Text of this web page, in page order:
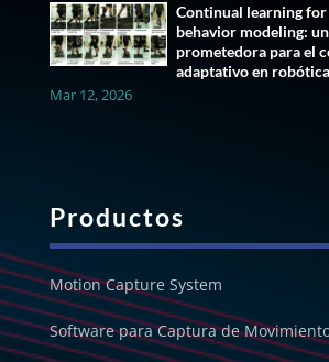
Continual learning
behavior modeling:
prometedora para el
adaptativo en
Mar 12, 2026
Productos
Motion Capture System
Software para Captura de